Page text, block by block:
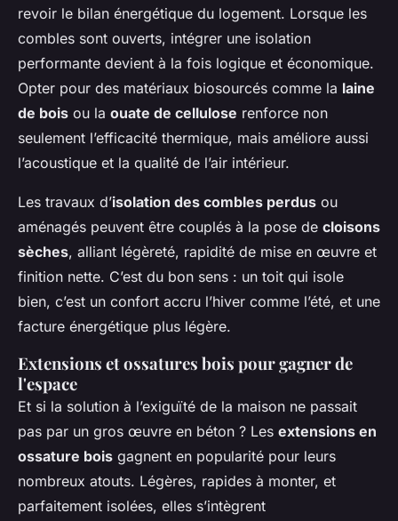
revoir le bilan énergétique du logement. Lorsque les
combles sont ouverts, intégrer une isolation
performante devient à la fois logique et économique.
Opter pour des matériaux biosourcés comme la laine
de bois ou la ouate de cellulose renforce non
seulement l’efficacité thermique, mais améliore aussi
l’acoustique et la qualité de l’air intérieur.
Les travaux d’isolation des combles perdus ou
aménagés peuvent être couplés à la pose de cloisons
sèches, alliant légèreté, rapidité de mise en œuvre et
finition nette. C’est du bon sens : un toit qui isole
bien, c’est un confort accru l’hiver comme l’été, et une
facture énergétique plus légère.
Extensions et ossatures bois pour gagner de
l'espace
Et si la solution à l’exiguïté de la maison ne passait
pas par un gros œuvre en béton ? Les extensions en
ossature bois gagnent en popularité pour leurs
nombreux atouts. Légères, rapides à monter, et
parfaitement isolées, elles s’intègrent